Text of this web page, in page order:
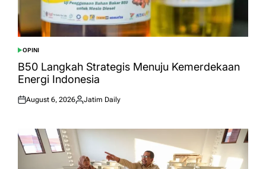
POSTED
IN
OPINI
B50 Langkah Strategis Menuju Kemerdekaan
Energi Indonesia
Posted
August 6, 2026
Posted
Jatim Daily